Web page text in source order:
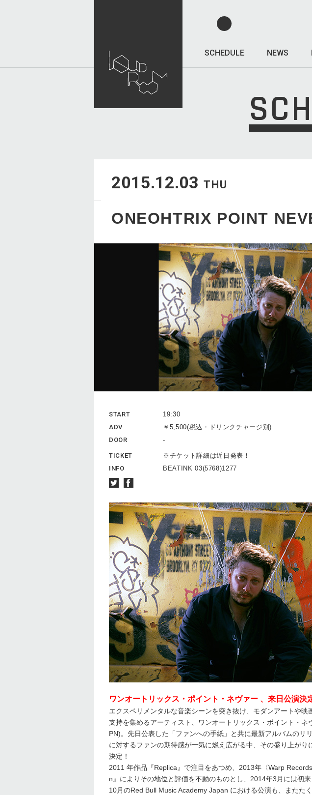
SCHEDULE NEWS
2015.12.03 THU
ONEOHTRIX POINT
START
19:30
ADV
￥5,500(税込・ドリンクチャージ別)
DOOR
-
TICKET
※チケット詳細は近日発表！
INFO
BEATINK 03(5768)1277
ワンオートリックス・ポイント・ネヴァー 、来日公演決
エクスペリメンタルな音楽シーンを突き抜け、モダンアートや映
支持を集めるアーティスト、ワンオートリックス・ポイント・
PN)。先日公表した「ファンへの手紙」と共に最新アルバムのリ
に対するファンの期待感が一気に燃え広がる中、その盛り上が
決定！
2011 年作品『Replica』で注目をあつめ、2013年〈Warp
n』によりその地位と評価を不動のものとし、2014年3月には初
10月のRed Bull Music Academy Japan における公演も、またた